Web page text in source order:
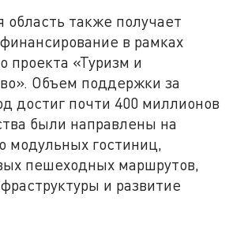
область также получает
в рамках
проекта «Туризм и
Объем поддержки за
достиг почти 400 миллионов
были направлены на
модульных гостиниц,
пешеходных маршрутов,
и развитие